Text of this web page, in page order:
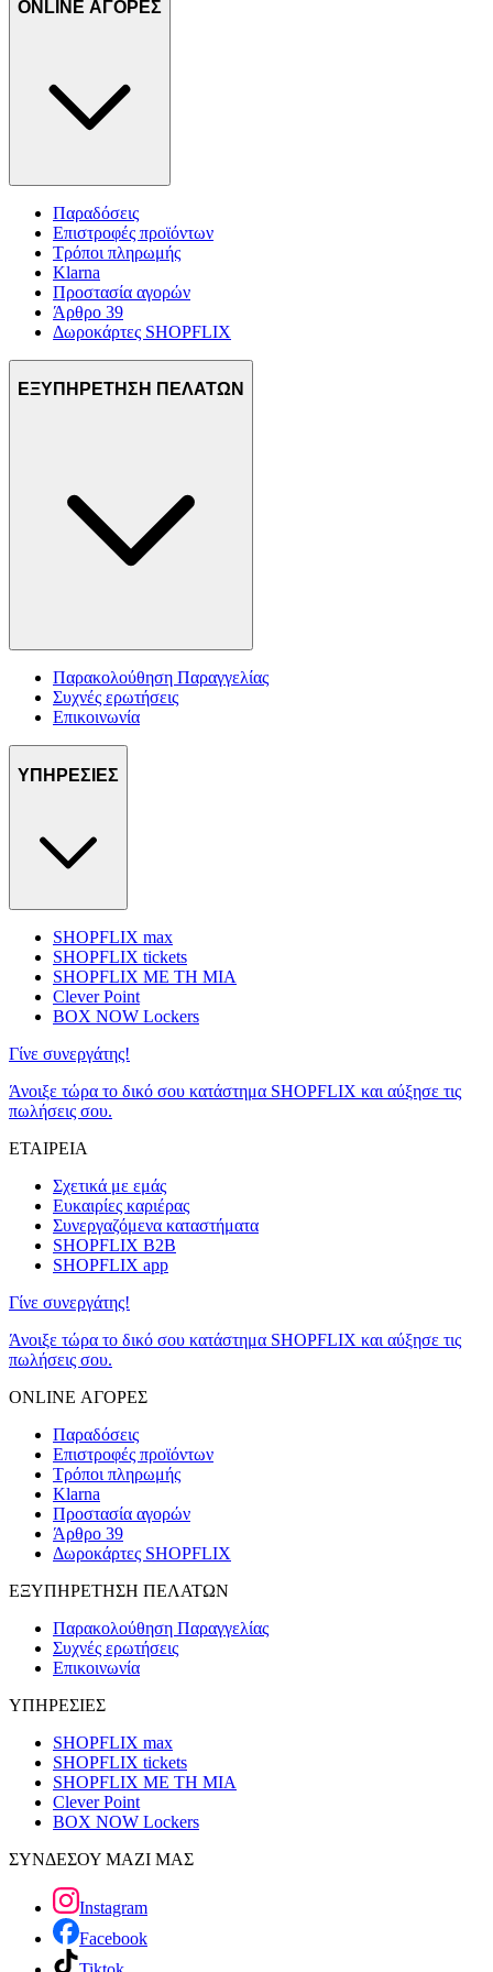
ONLINE ΑΓΟΡΕΣ
Παραδόσεις
Επιστροφές προϊόντων
Τρόποι πληρωμής
Klarna
Προστασία αγορών
Άρθρο 39
Δωροκάρτες SHOPFLIX
ΕΞΥΠΗΡΕΤΗΣΗ ΠΕΛΑΤΩΝ
Παρακολούθηση Παραγγελίας
Συχνές ερωτήσεις
Επικοινωνία
ΥΠΗΡΕΣΙΕΣ
SHOPFLIX max
SHOPFLIX tickets
SHOPFLIX ΜΕ ΤΗ ΜΙΑ
Clever Point
BOX NOW Lockers
Γίνε συνεργάτης!
Άνοιξε τώρα το δικό σου κατάστημα SHOPFLIX και αύξησε τις
πωλήσεις σου.
ΕΤΑΙΡΕΙΑ
Σχετικά με εμάς
Ευκαιρίες καριέρας
Συνεργαζόμενα καταστήματα
SHOPFLIX B2B
SHOPFLIX app
Γίνε συνεργάτης!
Άνοιξε τώρα το δικό σου κατάστημα SHOPFLIX και αύξησε τις
πωλήσεις σου.
ONLINE ΑΓΟΡΕΣ
Παραδόσεις
Επιστροφές προϊόντων
Τρόποι πληρωμής
Klarna
Προστασία αγορών
Άρθρο 39
Δωροκάρτες SHOPFLIX
ΕΞΥΠΗΡΕΤΗΣΗ ΠΕΛΑΤΩΝ
Παρακολούθηση Παραγγελίας
Συχνές ερωτήσεις
Επικοινωνία
ΥΠΗΡΕΣΙΕΣ
SHOPFLIX max
SHOPFLIX tickets
SHOPFLIX ΜΕ ΤΗ ΜΙΑ
Clever Point
BOX NOW Lockers
ΣΥΝΔΕΣΟΥ ΜΑΖΙ ΜΑΣ
Instagram
Facebook